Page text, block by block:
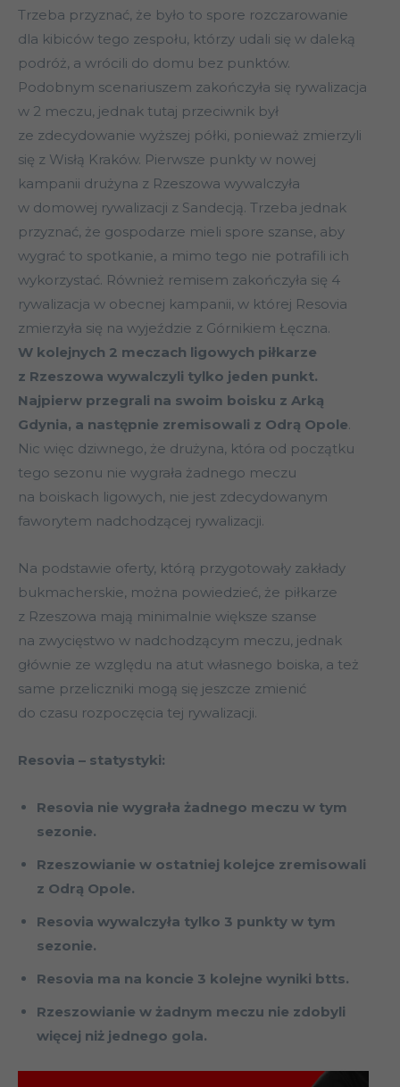
Trzeba przyznać, że było to spore rozczarowanie
dla kibiców tego zespołu, którzy udali się w daleką
podróż, a wrócili do domu bez punktów.
Podobnym scenariuszem zakończyła się rywalizacja
w 2 meczu, jednak tutaj przeciwnik był
ze zdecydowanie wyższej półki, ponieważ zmierzyli
się z Wisłą Kraków. Pierwsze punkty w nowej
kampanii drużyna z Rzeszowa wywalczyła
w domowej rywalizacji z Sandecją. Trzeba jednak
przyznać, że gospodarze mieli spore szanse, aby
wygrać to spotkanie, a mimo tego nie potrafili ich
wykorzystać. Również remisem zakończyła się 4
rywalizacja w obecnej kampanii, w której Resovia
zmierzyła się na wyjeździe z Górnikiem Łęczna.
W kolejnych 2 meczach ligowych piłkarze
z Rzeszowa wywalczyli tylko jeden punkt.
Najpierw przegrali na swoim boisku z Arką
Gdynia, a następnie zremisowali z Odrą Opole.
Nic więc dziwnego, że drużyna, która od początku
tego sezonu nie wygrała żadnego meczu
na boiskach ligowych, nie jest zdecydowanym
faworytem nadchodzącej rywalizacji.
Na podstawie oferty, którą przygotowały zakłady
bukmacherskie, można powiedzieć, że piłkarze
z Rzeszowa mają minimalnie większe szanse
na zwycięstwo w nadchodzącym meczu, jednak
głównie ze względu na atut własnego boiska, a też
same przeliczniki mogą się jeszcze zmienić
do czasu rozpoczęcia tej rywalizacji.
Resovia – statystyki:
Resovia nie wygrała żadnego meczu w tym
sezonie.
Rzeszowianie w ostatniej kolejce zremisowali
z Odrą Opole.
Resovia wywalczyła tylko 3 punkty w tym
sezonie.
Resovia ma na koncie 3 kolejne wyniki btts.
Rzeszowianie w żadnym meczu nie zdobyli
więcej niż jednego gola.